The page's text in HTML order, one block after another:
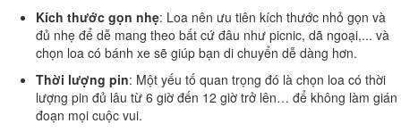
Kích thước gọn nhẹ: Loa nên ưu tiên kích thước nhỏ gọn và
đủ nhẹ để dễ mang theo bất cứ đâu như picnic, dã ngoại,... và
chọn loa có bánh xe sẽ giúp bạn di chuyển dễ dàng hơn.
Thời lượng pin: Một yếu tố quan trọng đó là chọn loa có thời
lượng pin đủ lâu từ 6 giờ đến 12 giờ trở lên… để không làm gián
đoạn mọi cuộc vui.